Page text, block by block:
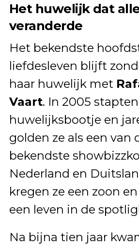
Het huwelijk dat
veranderde
Het bekendste
liefdesleven blijft
haar huwelijk met
Vaart. In 2005
huwelijksbootje en
golden ze als een van
bekendste
Nederland en
kregen ze een zoon
een leven in de
Na bijna tien jaar